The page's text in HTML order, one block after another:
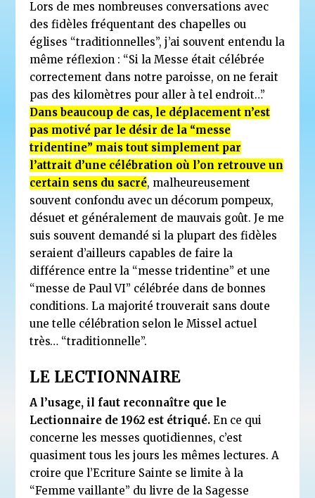
Lors de mes nombreuses conversations avec
des fidèles fréquentant des chapelles ou
églises “traditionnelles”, j’ai souvent entendu la
même réflexion : “Si la Messe était célébrée
correctement dans notre paroisse, on ne ferait
pas des kilomètres pour aller à tel endroit…”
Dans beaucoup de cas, le déplacement n’est
pas motivé par le désir de la “messe
tridentine” mais tout simplement par
l’attrait d’une célébration où l’on retrouve un
certain sens du sacré, malheureusement
souvent confondu avec un décorum pompeux,
désuet et généralement de mauvais goût. Je me
suis souvent demandé si la plupart des fidèles
seraient d’ailleurs capables de faire la
différence entre la “messe tridentine” et une
“messe de Paul VI” célébrée dans de bonnes
conditions. La majorité trouverait sans doute
une telle célébration selon le Missel actuel
très… “traditionnelle”.
LE LECTIONNAIRE
A l’usage, il faut reconnaître que le
Lectionnaire de 1962 est étriqué. En ce qui
concerne les messes quotidiennes, c’est
quasiment tous les jours les mêmes lectures. A
croire que l’Ecriture Sainte se limite à la
“Femme vaillante” du livre de la Sagesse